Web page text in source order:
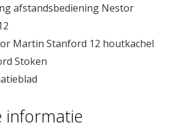
afstandsbediening Nestor
Martin Stanford 12 houtkachel
Stoken
informatie